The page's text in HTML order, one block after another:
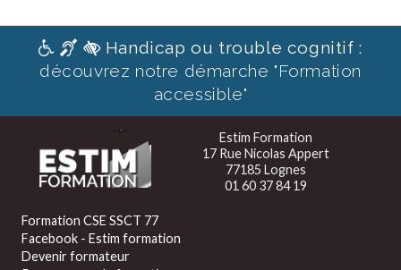
Handicap ou trouble cognitif :
découvrez notre démarche "Formation
accessible"
Estim Formation
17 Rue Nicolas Appert
77185 Lognes
01 60 37 84 19
Formation CSE SSCT 77
Facebook - Estim formation
Devenir formateur